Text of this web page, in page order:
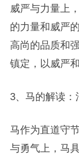
威严与力量上
的力量和威严
高尚的品质和
镇定，以威严
3、马的解读：
马作为直道守
与勇气上，马